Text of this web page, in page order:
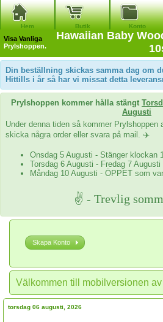
Hem Butik Konto
Visa Vanliga
Prylshoppen.
Hawaiian Baby
Din beställning skickas samma dag om
Hittills i år så har vi missat detta
Prylshoppen kommer hålla stängt
Augusti
Under denna tiden så kommer Prylshoppen
skicka några order eller svara på mail. ✈️
Onsdag 5 Augusti - Stänger klockan
Torsdag 6 Augusti - Fredag 7
Måndag 10 Augusti - ÖPPET som
✌ - Trevlig
Skapa Konto
Välkommen till mobilversionen
torsdag 06 augusti, 2026